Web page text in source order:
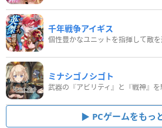
千年戦争アイギス
個性豊かなユニットを指揮して敵を
ミナシゴノシゴト
PCゲームをもっ